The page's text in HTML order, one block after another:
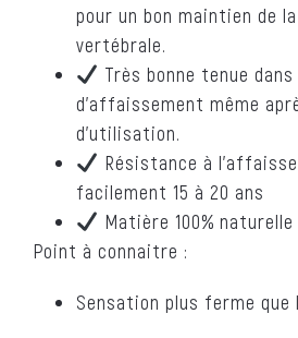
pour un bon maintien de
vertébrale.
Très bonne tenue
d’affaissement même
d’utilisation.
Résistance à
facilement 15 à 20 ans
Matière 100% naturelle
Point à connaitre :
Sensation plus ferme que